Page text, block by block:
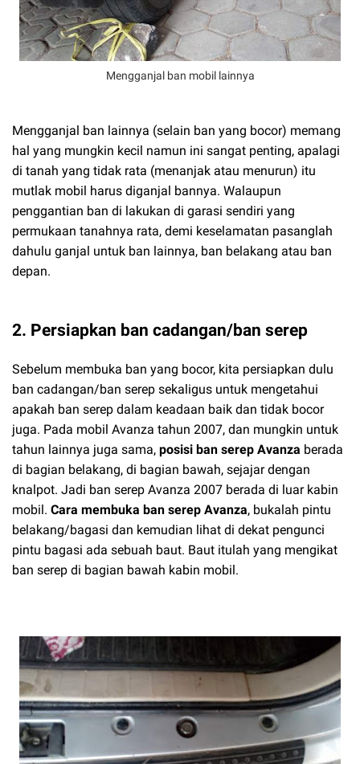
Mengganjal ban mobil lainnya
Mengganjal ban lainnya (selain ban yang bocor) memang
hal yang mungkin kecil namun ini sangat penting, apalagi
di tanah yang tidak rata (menanjak atau menurun) itu
mutlak mobil harus diganjal bannya. Walaupun
penggantian ban di lakukan di garasi sendiri yang
permukaan tanahnya rata, demi keselamatan pasanglah
dahulu ganjal untuk ban lainnya, ban belakang atau ban
depan.
2. Persiapkan ban cadangan/ban serep
Sebelum membuka ban yang bocor, kita persiapkan dulu
ban cadangan/ban serep sekaligus untuk mengetahui
apakah ban serep dalam keadaan baik dan tidak bocor
juga. Pada mobil Avanza tahun 2007, dan mungkin untuk
tahun lainnya juga sama, posisi ban serep Avanza berada
di bagian belakang, di bagian bawah, sejajar dengan
knalpot. Jadi ban serep Avanza 2007 berada di luar kabin
mobil. Cara membuka ban serep Avanza, bukalah pintu
belakang/bagasi dan kemudian lihat di dekat pengunci
pintu bagasi ada sebuah baut. Baut itulah yang mengikat
ban serep di bagian bawah kabin mobil.